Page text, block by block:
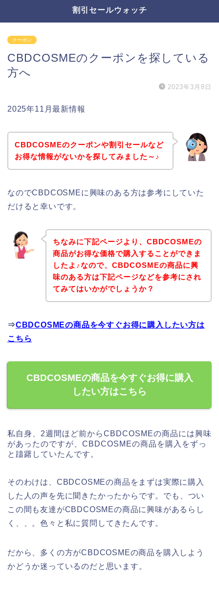
割引セールウォッチ
クーポン
CBDCOSMEのクーポンを探している
方へ
2023年3月8日
2025年11月最新情報
CBDCOSMEのクーポンや割引セールなど
お得な情報がないかを探してみました～♪
なのでCBDCOSMEに興味のある方は参考にしていた
だけると幸いです。
ちなみに下記ページより、CBDCOSMEの
商品がお得な価格で購入することができま
したよ♪なので、CBDCOSMEの商品に興
味のある方は下記ページなどを参考にされ
てみてはいかがでしょうか？
⇒CBDCOSMEの商品を今すぐお得に購入したい方は
こちら
CBDCOSMEの商品を今すぐお得に購入
したい方はこちら
私自身、2週間ほど前からCBDCOSMEの商品には興味
があったのですが、CBDCOSMEの商品を購入をずっ
と躊躇していたんです。
そのわけは、CBDCOSMEの商品をまずは実際に購入
した人の声を先に聞きたかったからです。でも、つい
この間も友達がCBDCOSMEの商品に興味があるらし
く、、。色々と私に質問してきたんです。
だから、多くの方がCBDCOSMEの商品を購入しよう
かどうか迷っているのだと思います。